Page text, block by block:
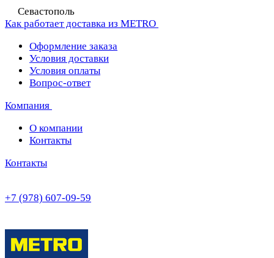
Севастополь
Как работает доставка из METRO
Оформление заказа
Условия доставки
Условия оплаты
Вопрос-ответ
Компания
О компании
Контакты
Контакты
+7 (978) 607-09-59